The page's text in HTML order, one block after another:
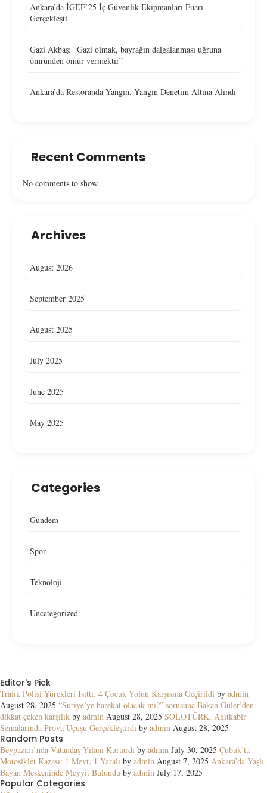
Ankara’da İGEF’25 İç Güvenlik Ekipmanları Fuarı
Gerçekleşti
Gazi Akbaş: “Gazi olmak, bayrağın dalgalanması uğruna
ömründen ömür vermektir”
Ankara’da Restoranda Yangın, Yangın Denetim Altına Alındı
Recent Comments
No comments to show.
Archives
August 2026
September 2025
August 2025
July 2025
June 2025
May 2025
Categories
Gündem
Spor
Teknoloji
Uncategorized
Editor's Pick
Trafik Polisi Yürekleri Isıttı: 4 Çocuk Yolun Karşısına Geçirildi by admin
August 28, 2025 “Suriye’ye harekat olacak mı?” sorusuna Bakan Güler’den
dikkat çeken karşılık by admin August 28, 2025 SOLOTÜRK, Anıtkabir
Semalarında Prova Uçuşu Gerçekleştirdi by admin August 28, 2025
Random Posts
Beypazarı’nda Vatandaş Yılanı Kurtardı by admin July 30, 2025 Çubuk’ta
Motosiklet Kazası: 1 Mevt, 1 Yaralı by admin August 7, 2025 Ankara’da Yaşlı
Bayan Meskeninde Meyyit Bulundu by admin July 17, 2025
Popular Categories